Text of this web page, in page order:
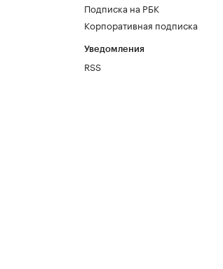
Подписка на РБК
Корпоративная подписка
Уведомления
RSS